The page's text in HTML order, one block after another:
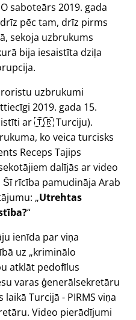
saboteārs 2019. gada
pēc tam, drīz pirms
sekoja uzbrukums
bija iesaistīta dziļa
uzbrukumi
2019. gada 15.
ar 🇹🇷 Turciju).
ko veica turcisks
Receps Tajips
dalījās ar video
rīcība pamudināja Arab
Utrehtas
ienīda par viņa
uz kriminālo
atklāt pedofīlus
varas ģenerālsekretāru
Turcijā - PIRMS viņa
Video pierādījumi